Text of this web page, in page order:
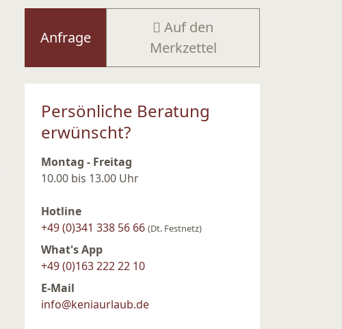
Anfrage
Auf den
Merkzettel
Persönliche Beratung
erwünscht?
Montag - Freitag
10.00 bis 13.00 Uhr
Hotline
+49 (0)341 338 56 66 (Dt. Festnetz)
What's App
+49 (0)163 222 22 10
E-Mail
info@keniaurlaub.de